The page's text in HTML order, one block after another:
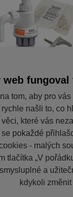
web
tom, aby pro
našli to, co
které vás
pokaždé
- malých
tlačítka „V
a
kdykoli